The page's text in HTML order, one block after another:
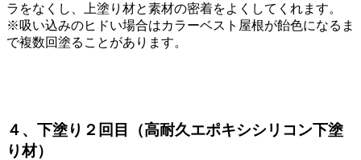
ラをなくし、上塗り材と素材の密着をよくしてくれます。
※吸い込みのヒドい場合はカラーベスト屋根が飴色になるま
で複数回塗ることがあります。
４、下塗り２回目（高耐久エポキシシリコン下塗
り材）